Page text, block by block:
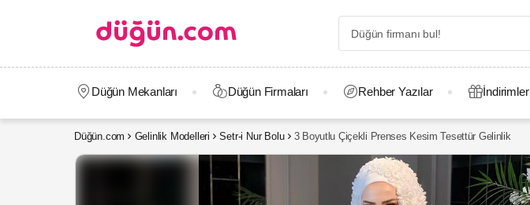
Düğün Mekanları Düğün Firmaları Rehber Yazılar İndirimler
Düğün.com Gelinlik Modelleri Setr-i Nur Bolu 3 Boyutlu Çiçekli Prenses Kesim Tesettür Gelinlik